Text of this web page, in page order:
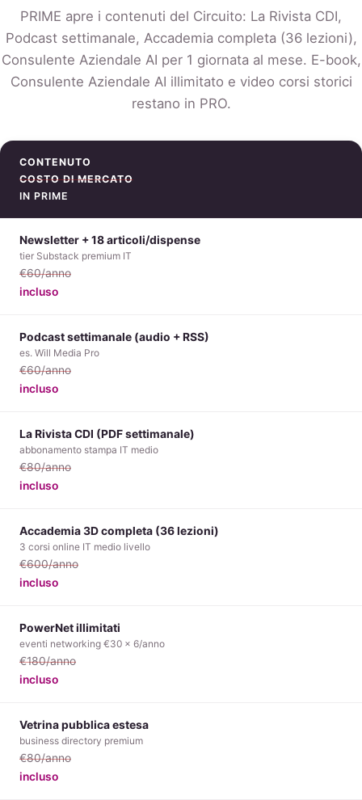
PRIME apre i contenuti del Circuito: La Rivista CDI,
Podcast settimanale, Accademia completa (36 lezioni),
Consulente Aziendale AI per 1 giornata al mese. E-book,
Consulente Aziendale AI illimitato e video corsi storici
restano in PRO.
CONTENUTO
COSTO DI MERCATO
IN PRIME
Newsletter + 18 articoli/dispense
tier Substack premium IT
€60/anno
incluso
Podcast settimanale (audio + RSS)
es. Will Media Pro
€60/anno
incluso
La Rivista CDI (PDF settimanale)
abbonamento stampa IT medio
€80/anno
incluso
Accademia 3D completa (36 lezioni)
3 corsi online IT medio livello
€600/anno
incluso
PowerNet illimitati
eventi networking €30 × 6/anno
€180/anno
incluso
Vetrina pubblica estesa
business directory premium
€80/anno
incluso